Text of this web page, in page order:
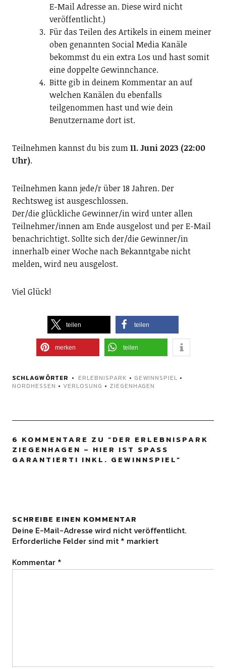
E-Mail Adresse an. Diese wird nicht
veröffentlicht.)
Für das Teilen des Artikels in einem meiner
oben genannten Social Media Kanäle
bekommst du ein extra Los und hast somit
eine doppelte Gewinnchance.
Bitte gib in deinem Kommentar an auf
welchen Kanälen du ebenfalls
teilgenommen hast und wie dein
Benutzername dort ist.
Teilnehmen kannst du bis zum11. Juni 2023 (22:00
Uhr).
Teilnehmen kann jede/r über 18 Jahren. Der
Rechtsweg ist ausgeschlossen.
Der/die glückliche Gewinner/in wird unter allen
Teilnehmer/innen am Ende ausgelost und per E-Mail
benachrichtigt. Sollte sich der/die Gewinner/in
innerhalb einer Woche nach Bekanntgabe nicht
melden, wird neu ausgelost.
Viel Glück!
teilen teilen
merken teilen
SCHLAGWÖRTER ERLEBNISPARK • GEWINNSPIEL •
NORDHESSEN • VERLOSUNG • ZIEGENHAGEN
6 KOMMENTARE ZU “DER ERLEBNISPARK
ZIEGENHAGEN – HIER IST SPASS G
ARANTIERT! INKL. GEWINNSPIEL
”
SCHREIBE EINEN KOMMENTAR
Deine E-Mail-Adresse wird nicht veröffentlicht.
Erforderliche Felder sind mit * markiert
Kommentar *